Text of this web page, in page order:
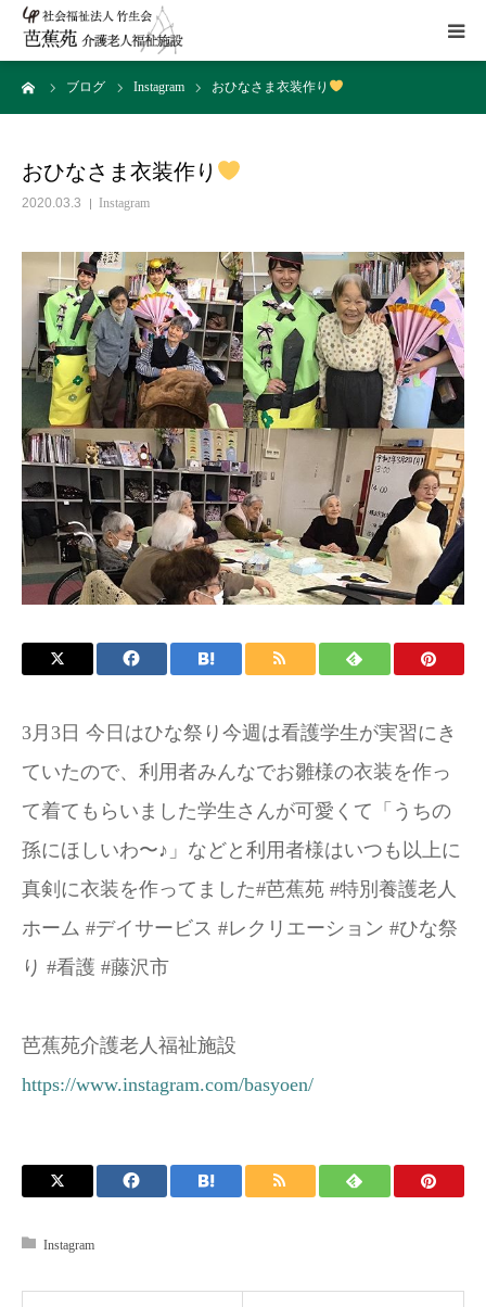
ブログ Instagram おひなさま衣装作り
おひなさま衣装作り
2020.03.3 Instagram
3月3日 今日はひな祭り今週は看護学生が実習にき
ていたので、利用者みんなでお雛様の衣装を作っ
て着てもらいました️学生さんが可愛くて「うちの
孫にほしいわ〜♪」などと利用者様はいつも以上に
真剣に衣装を作ってました#芭蕉苑 #特別養護老人
ホーム #デイサービス #レクリエーション #ひな祭
り #看護 #藤沢市
芭蕉苑介護老人福祉施設
https://www.instagram.com/basyoen/
Instagram
施設概要
サービス
Instagram
取組み
アクセス
お問い合わせ
施設パンフレット